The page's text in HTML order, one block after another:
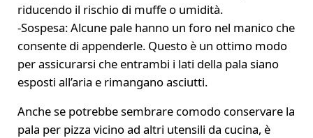
riducendo il rischio di muffe o umidità.
-Sospesa: Alcune pale hanno un foro nel manico che
consente di appenderle. Questo è un ottimo modo
per assicurarsi che entrambi i lati della pala siano
esposti all’aria e rimangano asciutti.
Anche se potrebbe sembrare comodo conservare la
pala per pizza vicino ad altri utensili da cucina, è